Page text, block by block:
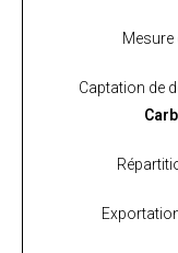
Mesure
Captation de